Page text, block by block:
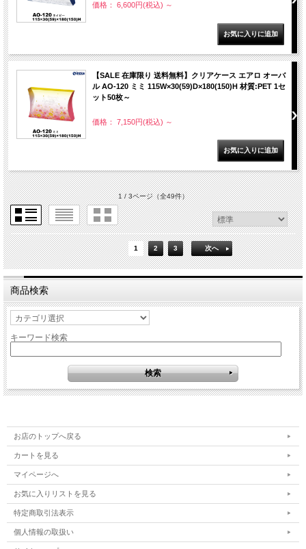
価格： 6,600円(税込) ～
【SALE 在庫限り 送料無料】クリアケース エアロ オーバ
ル AO-120 ミミ 115W×30(59)D×180(150)H 材質:PET 1セ
ット50枚～
価格： 7,150円(税込) ～
1 / 3ページ（全49件）
1 2 3 次へ
商品検索
キーワード検索
お店のトップへ戻る
カートを見る
マイページへ
お気に入りリストを見る
特定商取引法表示
個人情報の取扱い